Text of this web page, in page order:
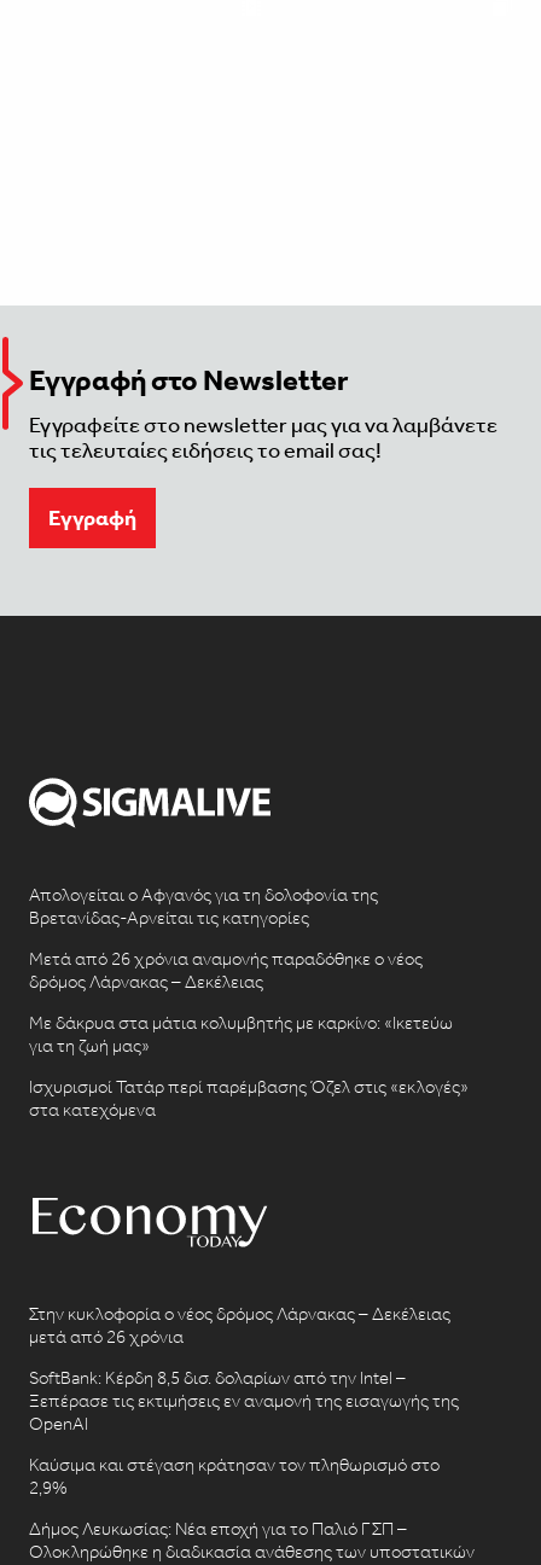
Εγγραφή στο Newsletter
Εγγραφείτε στο newsletter μας για να λαμβάνετε
τις τελευταίες ειδήσεις το email σας!
Eγγραφή
Απολογείται ο Αφγανός για τη δολοφονία της
Βρετανίδας-Αρνείται τις κατηγορίες
Μετά από 26 χρόνια αναμονής παραδόθηκε ο νέος
δρόμος Λάρνακας – Δεκέλειας
Με δάκρυα στα μάτια κολυμβητής με καρκίνο: «Ικετεύω
για τη ζωή μας»
Ισχυρισμοί Τατάρ περί παρέμβασης Όζελ στις «εκλογές»
στα κατεχόμενα
Στην κυκλοφορία ο νέος δρόμος Λάρνακας – Δεκέλειας
μετά από 26 χρόνια
SoftBank: Κέρδη 8,5 δισ. δολαρίων από την Intel –
Ξεπέρασε τις εκτιμήσεις εν αναμονή της εισαγωγής της
OpenAI
Καύσιμα και στέγαση κράτησαν τον πληθωρισμό στο
2,9%
Δήμος Λευκωσίας: Νέα εποχή για το Παλιό ΓΣΠ –
Ολοκληρώθηκε η διαδικασία ανάθεσης των υποστατικών